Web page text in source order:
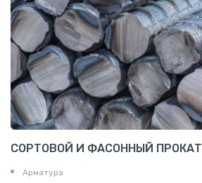
СОРТОВОЙ И ФАСОННЫЙ ПРОКАТ
Арматура